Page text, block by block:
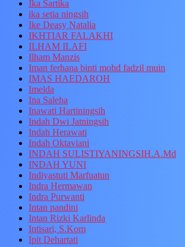
Ika Sartika
ika setia ningsih
Ike Deasy Natalia
IKHTIAR FALAKHI
ILHAM ILAFI
Ilham Manzis
Iman ferhana binti mohd fadzil muin
IMAS HAEDAROH
Imelda
Ina Saleha
Inawati Hartiningsih
Indah Dwi Jatningsih
Indah Herawati
Indah Oktaviani
INDAH SULISTIYANINGSIH.A.Md
INDAH YUNI
Indiyastuti Marfuatun
Indra Hermawan
Indra Purwanti
Intan pandini
Intan Rizki Karlinda
Intisari, S.Kom
Ipit Dehartati